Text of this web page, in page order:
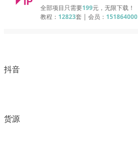
全部项目只需要199元，无限下载！
教程： 12823套 | 会员： 151864000
抖音
货源